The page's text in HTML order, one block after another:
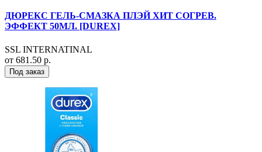
ДЮРЕКС ГЕЛЬ-СМАЗКА ПЛЭЙ ХИТ СОГРЕВ.
ЭФФЕКТ 50МЛ. [DUREX]
SSL INTERNATINAL
от 681.50 р.
Под заказ